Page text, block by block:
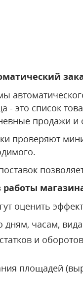
- это список
продажи
проверяют
оценить
дням, часам,
и
площадей